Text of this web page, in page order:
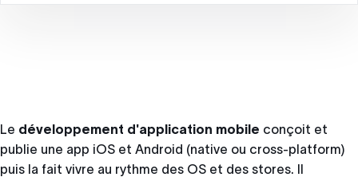
Le développement d'application mobile conçoit et
publie une app iOS et Android (native ou cross-platform)
puis la fait vivre au rythme des OS et des stores. Il